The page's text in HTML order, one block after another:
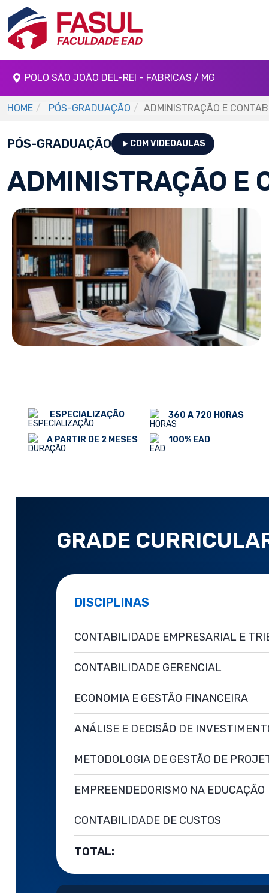
POLO SÃO JOÃO DEL-REI - FABRICAS / MG
HOME PÓS-GRADUAÇÃO ADMINISTRAÇÃO E
PÓS-GRADUAÇÃO COM VIDEOAULAS
ADMINISTRAÇÃO E
ESPECIALIZAÇÃO
A PARTIR DE 2 MESES
360 A 720 HORAS
100% EAD
GRADE
DISCIPLINAS
CONTABILIDADE EMPRESARIAL E
CONTABILIDADE GERENCIAL
ECONOMIA E GESTÃO FINANCEIRA
ANÁLISE E DECISÃO DE
METODOLOGIA DE GESTÃO DE
EMPREENDEDORISMO NA EDUCAÇÃO
CONTABILIDADE DE CUSTOS
TOTAL: